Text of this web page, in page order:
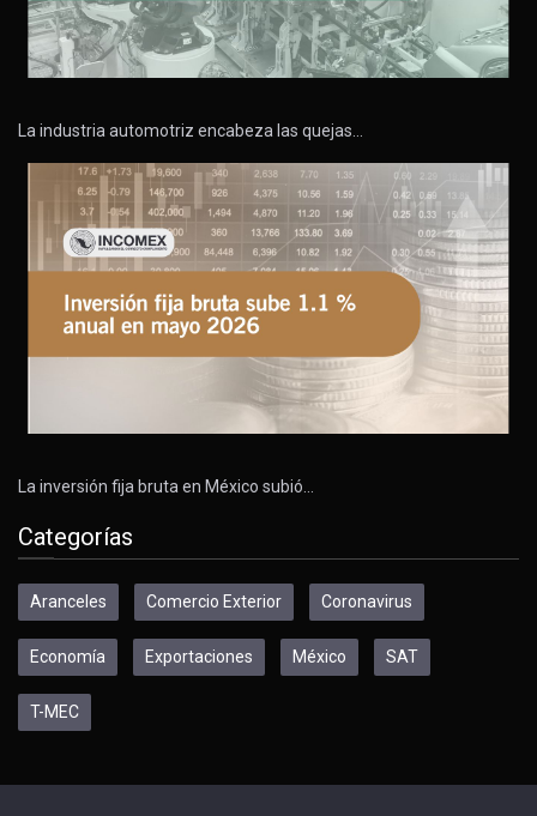
La industria automotriz encabeza las quejas…
La inversión fija bruta en México subió…
Categorías
Aranceles Comercio Exterior Coronavirus
Economía Exportaciones México SAT
T-MEC